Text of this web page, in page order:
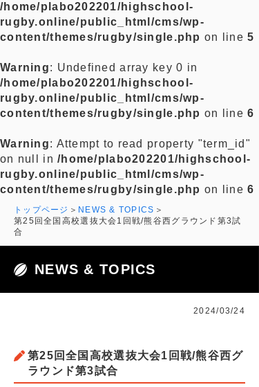
/home/plabo202201/highschool-
rugby.online/public_html/cms/wp-
content/themes/rugby/single.php on line5
Warning: Undefined array key 0 in
/home/plabo202201/highschool-
rugby.online/public_html/cms/wp-
content/themes/rugby/single.php on line6
Warning: Attempt to read property "term_id"
on null in/home/plabo202201/highschool-
rugby.online/public_html/cms/wp-
content/themes/rugby/single.php on line6
トップページ
NEWS & TOPICS
第25回全国高校選抜大会1回戦/熊谷西グラウンド第3試
合
NEWS & TOPICS
2024/03/24
第25回全国高校選抜大会1回戦/熊谷西グ
ラウンド第3試合